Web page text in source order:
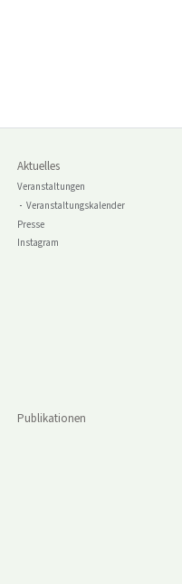
Aktuelles
Veranstaltungen
Veranstaltungskalender
Presse
Instagram
Publikationen